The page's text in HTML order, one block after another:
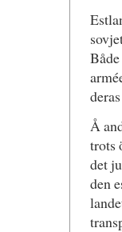
Å
trots
det
den